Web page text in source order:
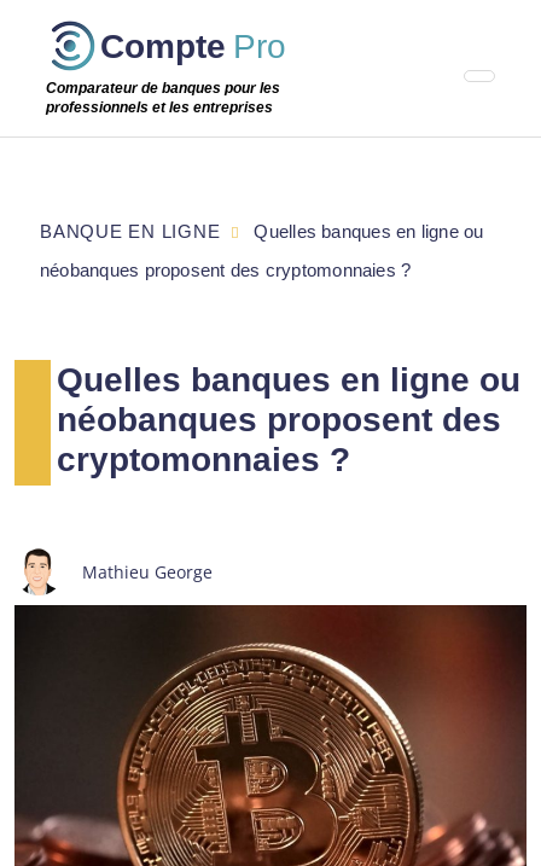
Passer
étape
Compte Pro
Comparateur de banques pour les
professionnels et les entreprises
Quelles banques en ligne ou
néobanques proposent des
cryptomonnaies ?
Mathieu George
BANQUE EN LIGNE
Quelles banques en ligne ou
néobanques proposent des cryptomonnaies ?